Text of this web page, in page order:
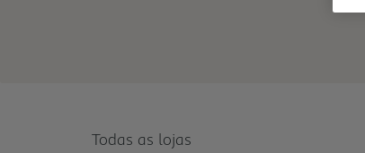
Todas as lojas